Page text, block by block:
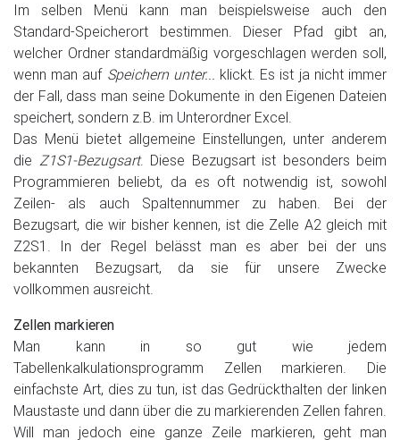
Im selben Menü kann man beispielsweise auch den
Standard-Speicherort bestimmen. Dieser Pfad gibt an,
welcher Ordner standardmäßig vorgeschlagen werden soll,
wenn man auf Speichern unter... klickt. Es ist ja nicht immer
der Fall, dass man seine Dokumente in den Eigenen Dateien
speichert, sondern z.B. im Unterordner Excel.
Das Menü bietet allgemeine Einstellungen, unter anderem
die Z1S1-Bezugsart. Diese Bezugsart ist besonders beim
Programmieren beliebt, da es oft notwendig ist, sowohl
Zeilen- als auch Spaltennummer zu haben. Bei der
Bezugsart, die wir bisher kennen, ist die Zelle A2 gleich mit
Z2S1. In der Regel belässt man es aber bei der uns
bekannten Bezugsart, da sie für unsere Zwecke
vollkommen ausreicht.
Zellen markieren
Man kann in so gut wie jedem
Tabellenkalkulationsprogramm Zellen markieren. Die
einfachste Art, dies zu tun, ist das Gedrückthalten der linken
Maustaste und dann über die zu markierenden Zellen fahren.
Will man jedoch eine ganze Zeile markieren, geht man